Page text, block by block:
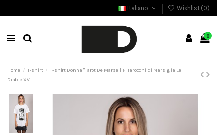
Italiano Wishlist (0)
0
Home T-shirt
T-shirt Donna "Tarot De Marseille" Tarocchi di Marsiglia Le
Diable XV